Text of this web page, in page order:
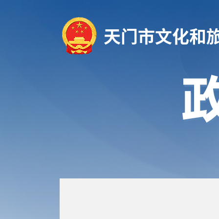
天门市文化和